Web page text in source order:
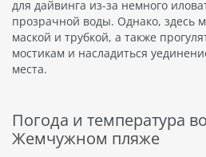
для дайвинга из-за немного
прозрачной воды. Однако, здесь
маской и трубкой, а также
мостикам и насладиться
места.
Погода и температура
Жемчужном пляже